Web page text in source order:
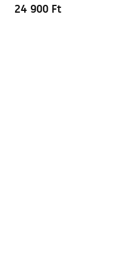
24 900 Ft